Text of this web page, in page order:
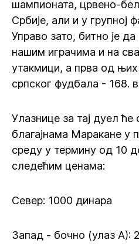
шампионата, црвено-
Србије, али и у групној
Управо зато, битно је
нашим играчима и на
утакмици, а прва од њих
српског фудбала - 168.
Улазнице за тај дуел ће
благајнама Маракане у
среду у термину од 10
следећим ценама:
Север: 1000 динара
Запад - бочно (улаз А):